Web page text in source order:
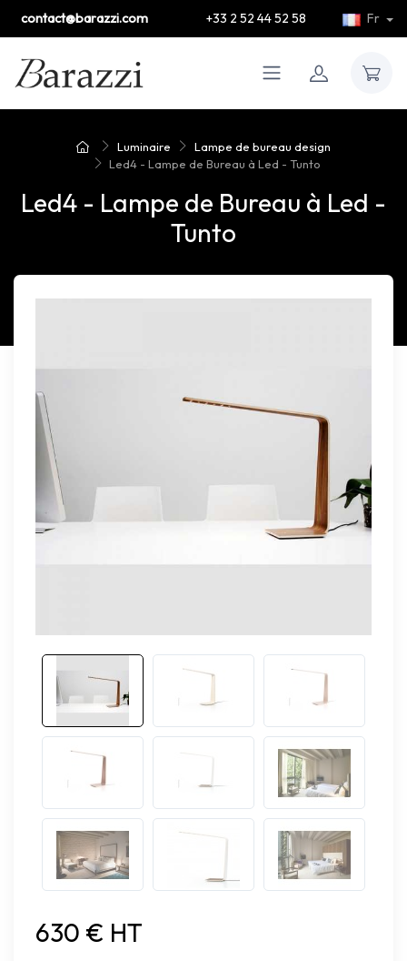
contact@barazzi.com +33 2 52 44 52 58 Fr
Luminaire
Lampe de bureau design
Led4 - Lampe de Bureau à Led - Tunto
Led4 - Lampe de Bureau à Led -
Tunto
630 € HT